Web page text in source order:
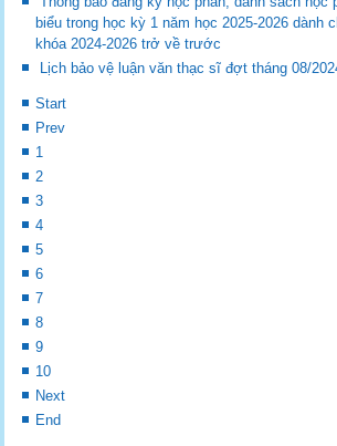
biểu trong học kỳ 1 năm học 2025-2026 dành
khóa 2024-2026 trở về trước
Lịch bảo vệ luận văn thạc sĩ đợt tháng 08/
Start
Prev
1
2
3
4
5
6
7
8
9
10
Next
End